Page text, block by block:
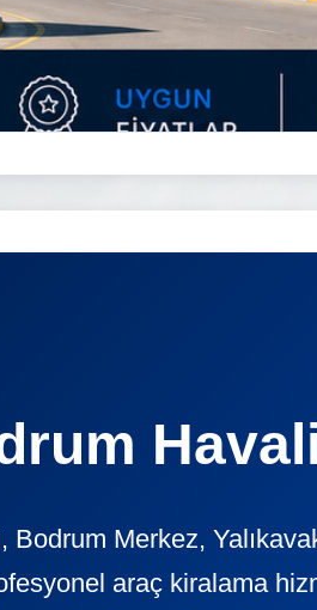
Bodrum Merkez,
araç kiralama